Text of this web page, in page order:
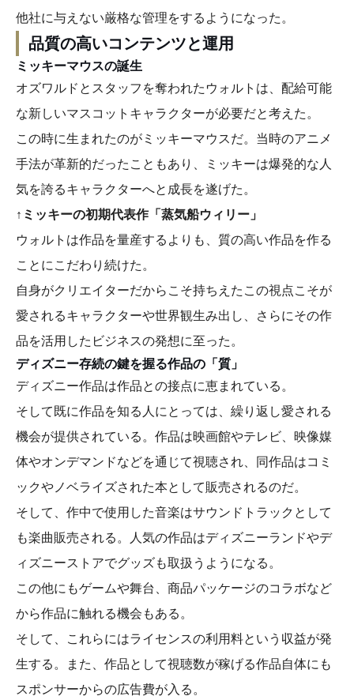
他社に与えない厳格な管理をするようになった。
品質の高いコンテンツと運用
ミッキーマウスの誕生
オズワルドとスタッフを奪われたウォルトは、配給可能
な新しいマスコットキャラクターが必要だと考えた。
この時に生まれたのがミッキーマウスだ。当時のアニメ
手法が革新的だったこともあり、ミッキーは爆発的な人
気を誇るキャラクターへと成長を遂げた。
↑ミッキーの初期代表作「蒸気船ウィリー」
ウォルトは作品を量産するよりも、質の高い作品を作る
ことにこだわり続けた。
自身がクリエイターだからこそ持ちえたこの視点こそが
愛されるキャラクターや世界観生み出し、さらにその作
品を活用したビジネスの発想に至った。
ディズニー存続の鍵を握る作品の「質」
ディズニー作品は作品との接点に恵まれている。
そして既に作品を知る人にとっては、繰り返し愛される
機会が提供されている。作品は映画館やテレビ、映像媒
体やオンデマンドなどを通じて視聴され、同作品はコミ
ックやノベライズされた本として販売されるのだ。
そして、作中で使用した音楽はサウンドトラックとして
も楽曲販売される。人気の作品はディズニーランドやデ
ィズニーストアでグッズも取扱うようになる。
この他にもゲームや舞台、商品パッケージのコラボなど
から作品に触れる機会もある。
そして、これらにはライセンスの利用料という収益が発
生する。また、作品として視聴数が稼げる作品自体にも
スポンサーからの広告費が入る。